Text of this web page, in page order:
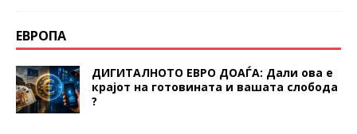
ЕВРОПА
ДИГИТАЛНОТО ЕВРО ДОАЃА: Дали ова е
крајот на готовината и вашата слобода
?